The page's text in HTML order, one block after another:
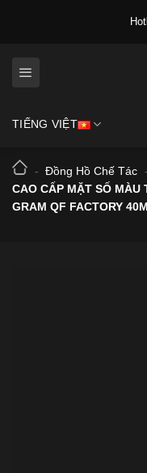
TIẾNG VIỆT
- Đồng Hồ Chế Tác -
CAO CẤP MẶT SỐ MÀU
GRAM QF FACTORY